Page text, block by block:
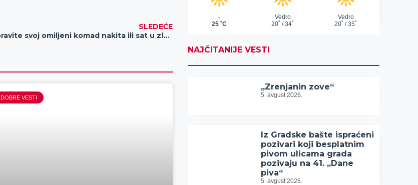
SLEDEĆE
Popravite svoj omiljeni komad nakita ili sat u zlatari Ormai
DOBRE VESTI
NAJČITANIJE VESTI
„Zrenjanin zove“
5. avgust 2026.
Iz Gradske bašte ispraćeni
pozivari koji besplatnim
pivom ulicama grada
pozivaju na 41. „Dane
piva“
5. avgust 2026.